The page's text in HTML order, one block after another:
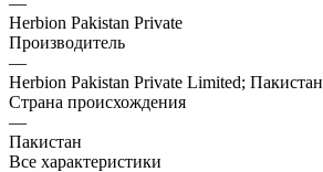
Herbion Pakistan Private
Производитель
—
Herbion Pakistan Private Limited; Пакистан
Страна происхождения
—
Пакистан
Все характеристики